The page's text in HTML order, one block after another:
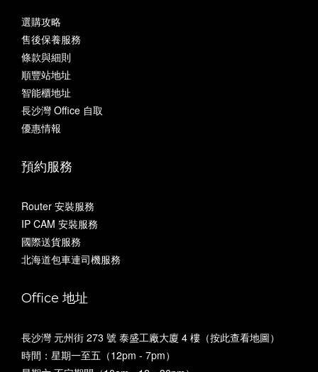
選購攻略
售後保養服務
條款與細則
順豐站地址
智能櫃地址
長沙灣 Office 自取
優惠情報
預約服務
Router 安裝服務
IP CAM 安裝服務
國際送貨服務
北海道包車連司機服務
Office 地址
長沙灣 元州街 273 號 泰盛工廠大廈 4 樓（按此查看地圖）
時間：星期一至五（12pm - 7pm）